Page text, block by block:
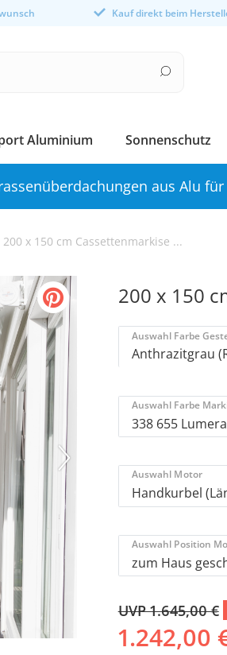
Kauf direkt beim
Aluminium Sonnenschutz
aus Alu
200 x 150 cm Cassettenmarkise ...
200 x 150
Auswahl Farbe
Auswahl Farbe
Auswahl Motor
Auswahl Position
UVP 1.645,00 €
1.242,00